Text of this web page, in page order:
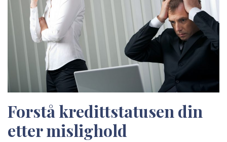
Forstå kredittstatusen din
etter mislighold